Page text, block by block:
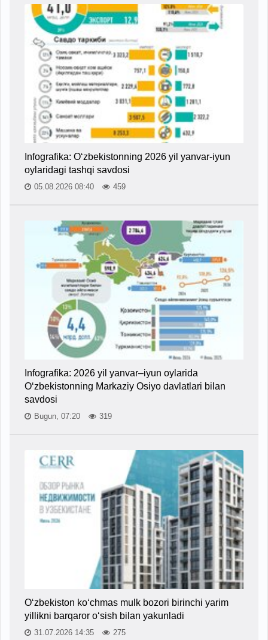
Infografika: O‘zbekistonning 2026 yil yanvar-iyun
oylaridagi tashqi savdosi
05.08.2026 08:40 459
Infografika: 2026 yil yanvar–iyun oylarida
O‘zbekistonning Markaziy Osiyo davlatlari bilan
savdosi
Bugun, 07:20 319
O‘zbekiston ko‘chmas mulk bozori birinchi yarim
yillikni barqaror o‘sish bilan yakunladi
31.07.2026 14:35 275